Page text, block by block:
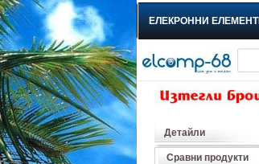
ЕЛЕКРОННИ
Детайли
Сравни продукти